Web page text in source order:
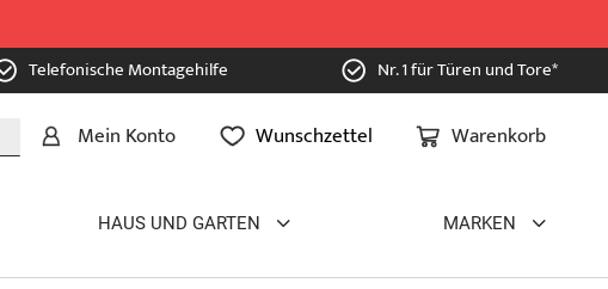
Telefonische Montagehilfe Nr. 1 für Türen und Tore*
Warenkorb
Mein Konto Wunschzettel
HAUS UND GARTEN MARKEN